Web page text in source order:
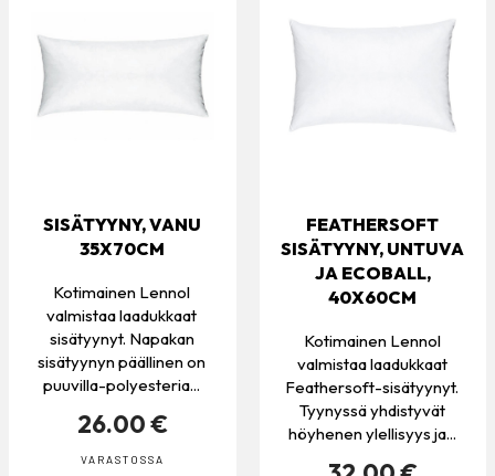
SISÄTYYNY, VANU
35X70CM
Kotimainen Lennol
valmistaa laadukkaat
sisätyynyt. Napakan
sisätyynyn päällinen on
puuvilla-polyesteria...
26.00 €
VARASTOSSA
FEATHERSOFT
SISÄTYYNY, UNTUVA
JA ECOBALL,
40X60CM
Kotimainen Lennol
valmistaa laadukkaat
Feathersoft-sisätyynyt.
Tyynyssä yhdistyvät
höyhenen ylellisyys ja...